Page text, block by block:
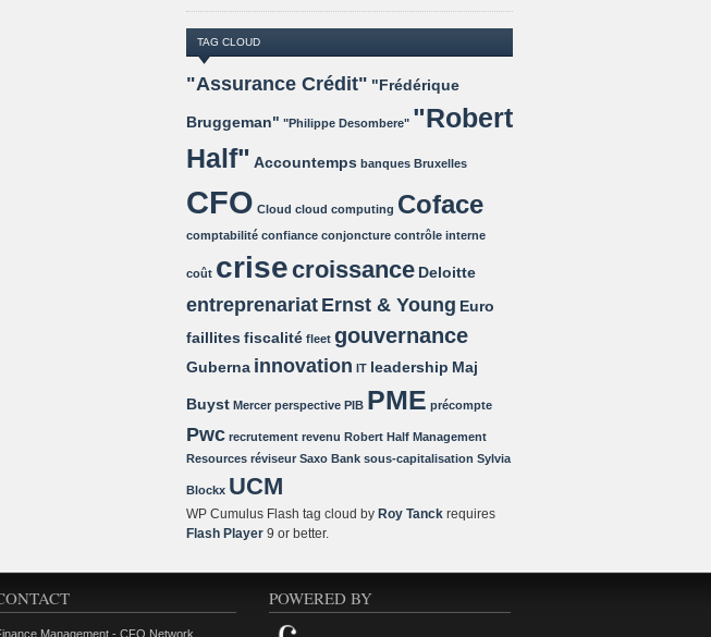
TAG CLOUD
"Assurance Crédit" "Frédérique
Bruggeman" "Philippe Desombere" "Robert
Half" Accountemps banques Bruxelles
CFO Cloud cloud computing Coface
comptabilité confiance conjoncture contrôle interne
coût crise croissance Deloitte
entreprenariat Ernst & Young Euro
faillites fiscalité fleet gouvernance
Guberna innovation IT leadership Maj
Buyst Mercer perspective PIB PME précompte
Pwc recrutement revenu Robert Half Management
Resources réviseur Saxo Bank sous-capitalisation Sylvia
Blockx UCM
WP Cumulus Flash tag cloud by Roy Tanck requires
Flash Player 9 or better.
Management - CFO Network
POWERED BY